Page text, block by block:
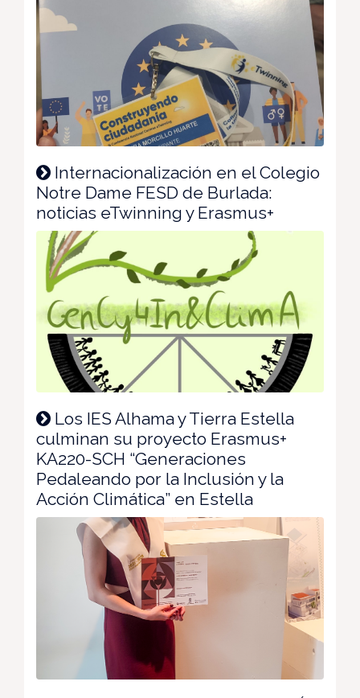
Internacionalización en el Colegio
Notre Dame FESD de Burlada:
noticias eTwinning y Erasmus+
Los IES Alhama y Tierra Estella
culminan su proyecto Erasmus+
KA220-SCH “Generaciones
Pedaleando por la Inclusión y la
Acción Climática” en Estella